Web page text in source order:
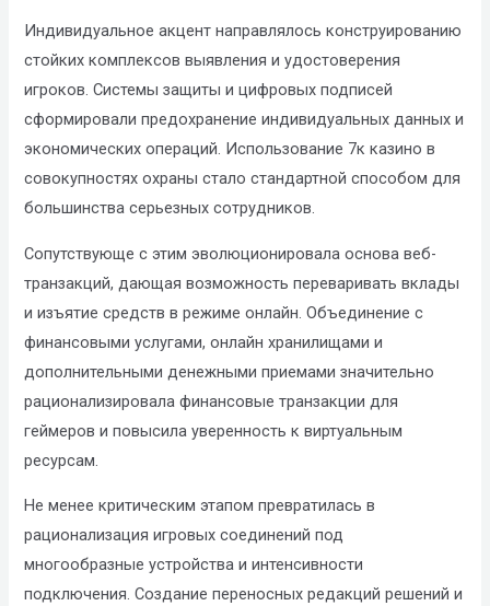
Индивидуальное акцент направлялось конструированию
стойких комплексов выявления и удостоверения
игроков. Системы защиты и цифровых подписей
сформировали предохранение индивидуальных данных и
экономических операций. Использование 7к казино в
совокупностях охраны стало стандартной способом для
большинства серьезных сотрудников.
Сопутствующе с этим эволюционировала основа веб-
транзакций, дающая возможность переваривать вклады
и изъятие средств в режиме онлайн. Объединение с
финансовыми услугами, онлайн хранилищами и
дополнительными денежными приемами значительно
рационализировала финансовые транзакции для
геймеров и повысила уверенность к виртуальным
ресурсам.
Не менее критическим этапом превратилась в
рационализация игровых соединений под
многообразные устройства и интенсивности
подключения. Создание переносных редакций решений и